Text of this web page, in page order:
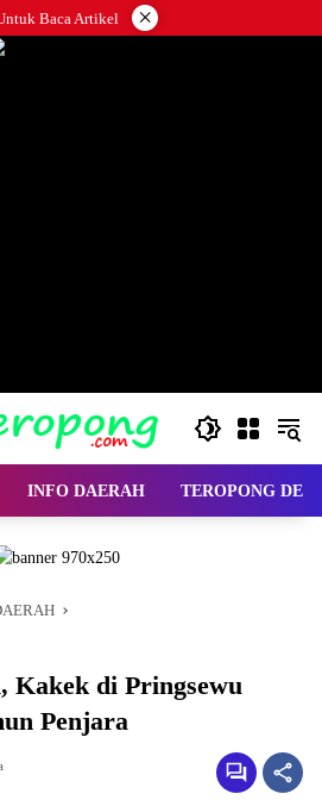
Baca Artikel ×
INFO DAERAH TEROPONG
Kakek di Pringsewu
Penjara